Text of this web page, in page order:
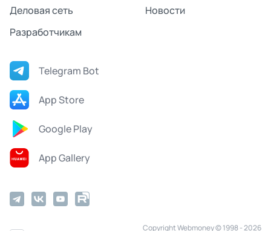
Деловая сеть
Новости
Разработчикам
Telegram Bot
App Store
Google Play
App Gallery
Copyright Webmoney © 1998 - 2026